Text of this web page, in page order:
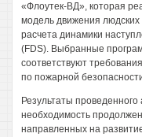
«Флоутек-ВД», которая
модель движения
расчета динамики
(FDS). Выбранные
соответствуют
по пожарной
Результаты
необходимость
направленных на